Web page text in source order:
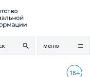
меню
18+